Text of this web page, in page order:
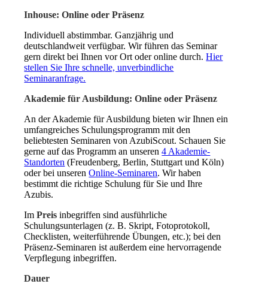
Inhouse: Online oder Präsenz
Individuell abstimmbar. Ganzjährig und
deutschlandweit verfügbar. Wir führen das Seminar
gern direkt bei Ihnen vor Ort oder online durch. Hier
stellen Sie Ihre schnelle, unverbindliche
Seminaranfrage.
Akademie für Ausbildung: Online oder Präsenz
An der Akademie für Ausbildung bieten wir Ihnen ein
umfangreiches Schulungsprogramm mit den
beliebtesten Seminaren von AzubiScout. Schauen Sie
gerne auf das Programm an unseren 4 Akademie-
Standorten (Freudenberg, Berlin, Stuttgart und Köln)
oder bei unseren Online-Seminaren. Wir haben
bestimmt die richtige Schulung für Sie und Ihre
Azubis.
Im Preis inbegriffen sind ausführliche
Schulungsunterlagen (z. B. Skript, Fotoprotokoll,
Checklisten, weiterführende Übungen, etc.); bei den
Präsenz-Seminaren ist außerdem eine hervorragende
Verpflegung inbegriffen.
Dauer